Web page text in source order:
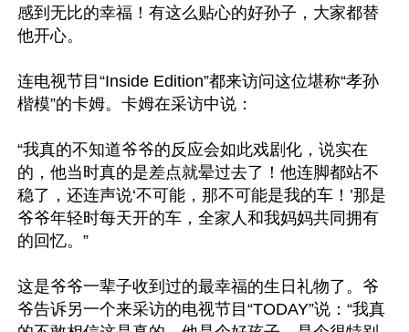
感到无比的幸福！有这么贴心的好孙子，大家都替
他开心。
连电视节目“Inside Edition”都来访问这位堪称“孝孙
楷模”的卡姆。卡姆在采访中说：
“我真的不知道爷爷的反应会如此戏剧化，说实在
的，他当时真的是差点就晕过去了！他连脚都站不
稳了，还连声说‘不可能，那不可能是我的车！’那是
爷爷年轻时每天开的车，全家人和我妈妈共同拥有
的回忆。”
这是爷爷一辈子收到过的最幸福的生日礼物了。爷
爷告诉另一个来采访的电视节目“TODAY”说：“我真